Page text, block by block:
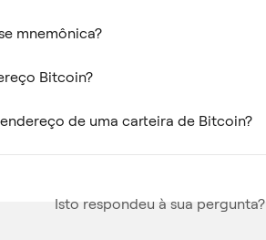
mnemônica?
Bitcoin?
de uma carteira de Bitcoin?
Isto respondeu à sua pergunta?